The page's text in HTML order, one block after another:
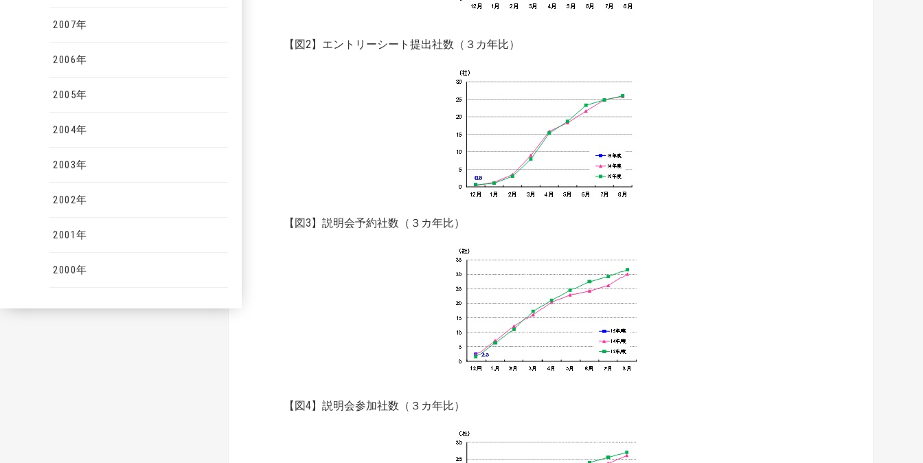
2007年
2006年
2005年
2004年
2003年
2002年
2001年
2000年
【図2】エントリーシート提出社数（３カ年比）
【図3】説明会予約社数（３カ年比）
【図4】説明会参加社数（３カ年比）